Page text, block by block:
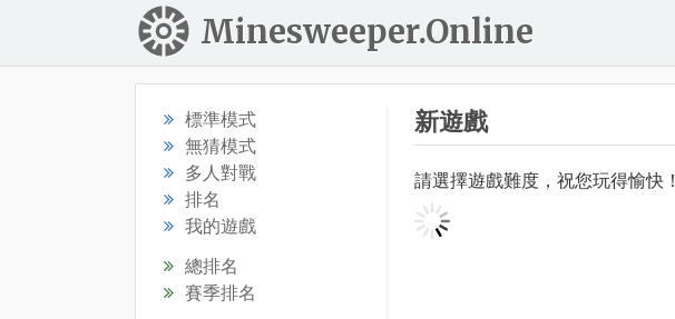
Minesweeper.Online
標準模式
無猜模式
多人對戰
排名
我的遊戲
總排名
賽季排名
新遊戲
請選擇遊戲難度，祝您玩得愉快！